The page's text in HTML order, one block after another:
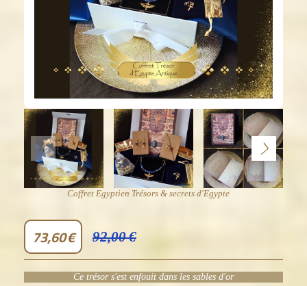
Coffret Egyptien Trésors & secrets d'Egypte
73,60€ 92,00€
Ce trésor s'est enfouit dans les sables d'or